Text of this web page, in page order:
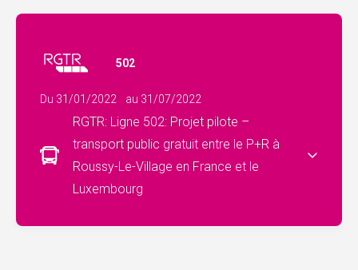
502
Du 31/01/2022 au 31/07/2022
RGTR: Ligne 502: Projet pilote –
transport public gratuit entre le P+R à
Roussy-Le-Village en France et le
Luxembourg